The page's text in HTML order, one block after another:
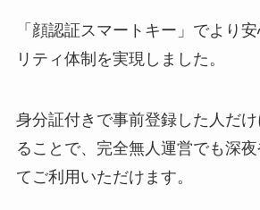
「顔認証スマートキー」でより
リティ体制を実現しました。
身分証付きで事前登録した人だ
ることで、完全無人運営でも深
てご利用いただけます。